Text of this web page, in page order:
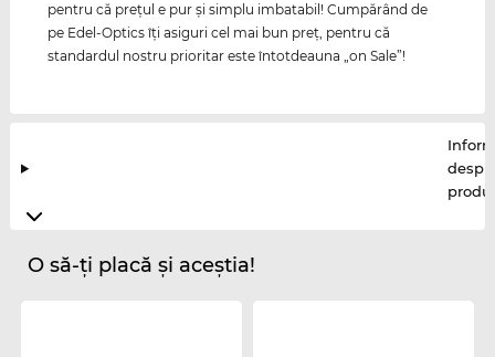
pentru că preţul e pur şi simplu imbatabil! Cumpărând de
pe Edel-Optics îţi asiguri cel mai bun preţ, pentru că
standardul nostru prioritar este întotdeauna „on Sale”!
O să-ți placă și aceștia!